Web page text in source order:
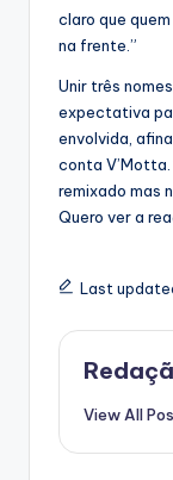
claro que
na frente.”
Unir três
expectativa
envolvida,
conta
remixado mas
Quero ver a
Last
View All